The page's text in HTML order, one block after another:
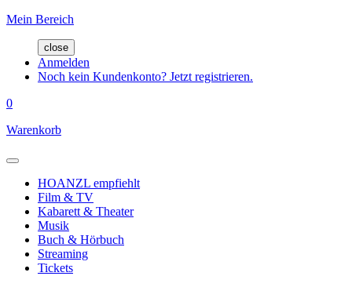
Mein Bereich
close
Anmelden
Noch kein Kundenkonto? Jetzt registrieren.
0
Warenkorb
HOANZL empfiehlt
Film & TV
Kabarett & Theater
Musik
Buch & Hörbuch
Streaming
Tickets